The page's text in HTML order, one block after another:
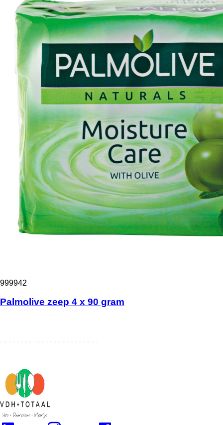
999942
Palmolive zeep 4 x 90 gram